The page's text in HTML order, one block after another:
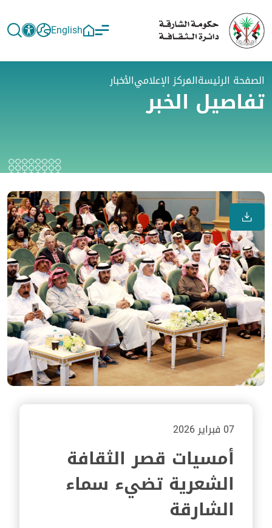
English
الصفحة الرئيسةالمركز الإعلاميالأخبار
تفاصيل الخبر
07 فبراير 2026
أمسيات قصر الثقافة
الشعرية تضيء سماء
الشارقة